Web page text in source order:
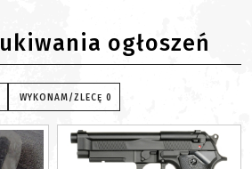
ogłoszeń
WYKONAM/ZLECĘ 0